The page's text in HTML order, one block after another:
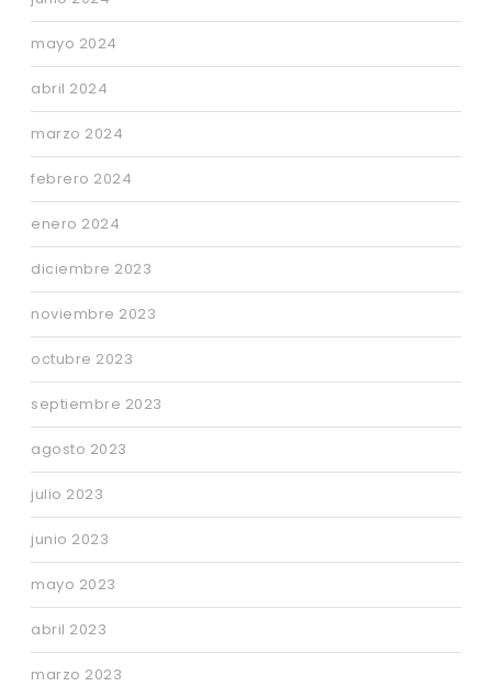
mayo 2024
abril 2024
marzo 2024
febrero 2024
enero 2024
diciembre 2023
noviembre 2023
octubre 2023
septiembre 2023
agosto 2023
julio 2023
junio 2023
mayo 2023
abril 2023
marzo 2023